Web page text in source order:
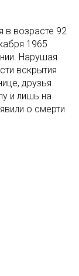
в возрасте 92
1965
Нарушая
вскрытия
друзья
и лишь на
о смерти